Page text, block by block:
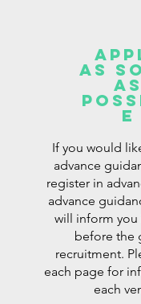
as
as
e
If you would
advance
register in
advance
will inform you
before the
recruitment.
each page for
each